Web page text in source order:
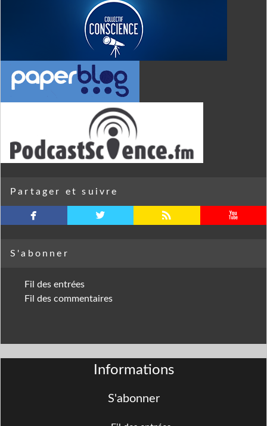
Partager et suivre
facebook twitterbird rss youtube
S'abonner
Fil des entrées
Fil des commentaires
Informations
S'abonner